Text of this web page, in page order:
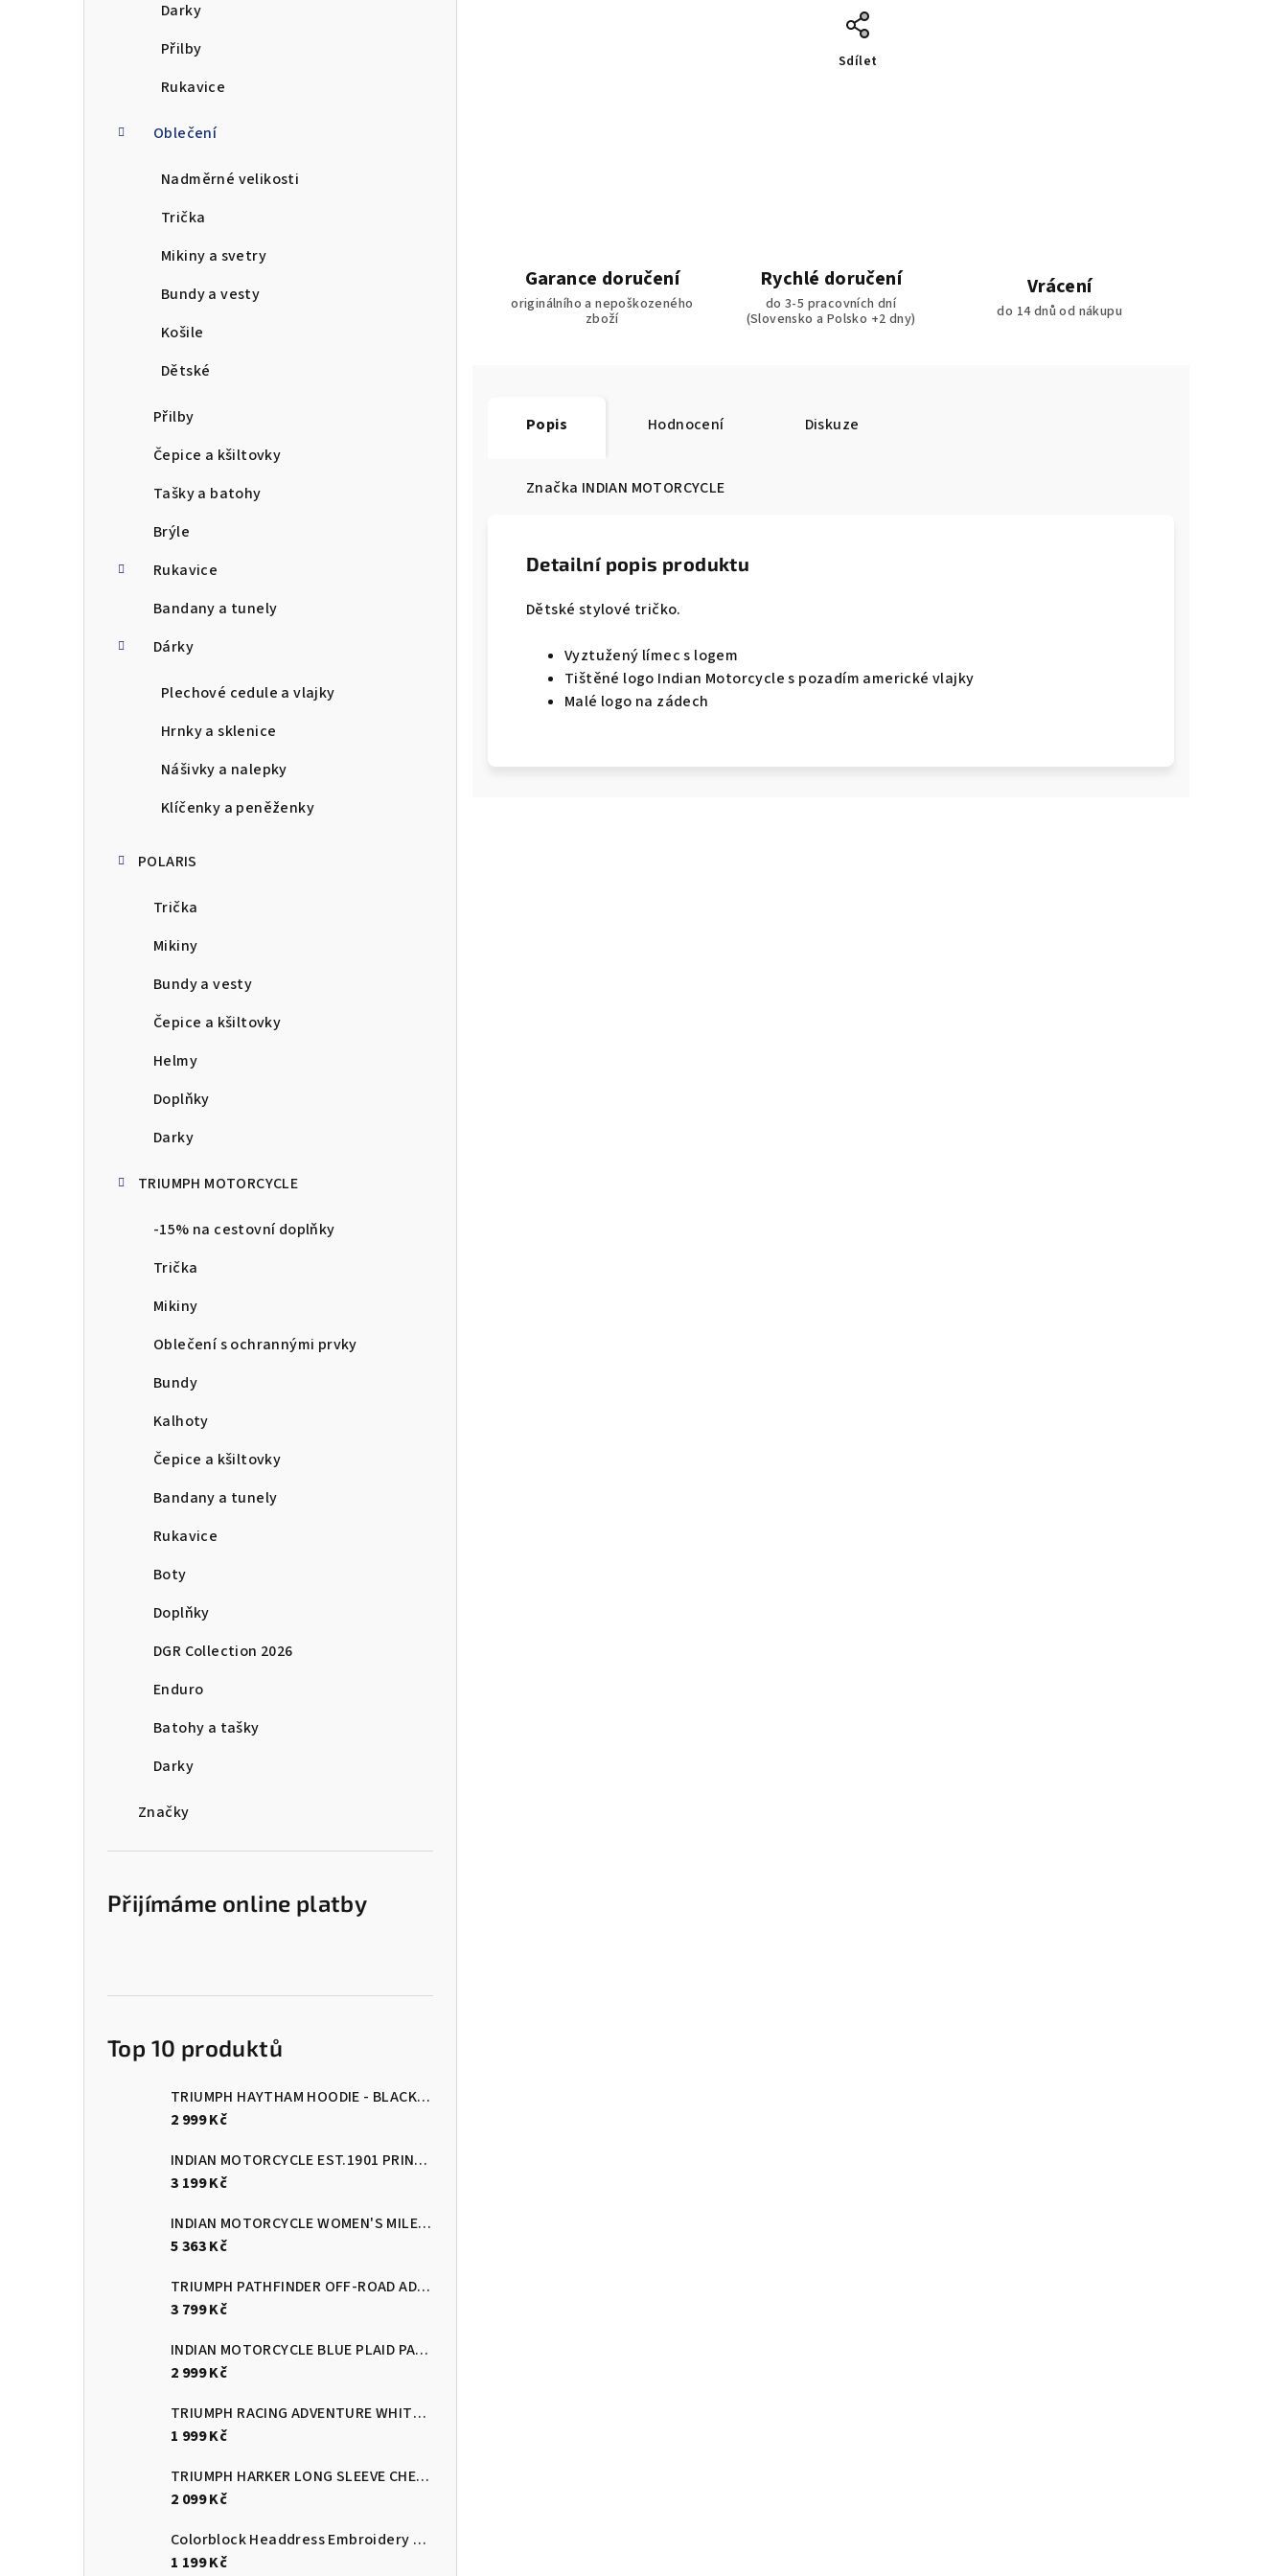
Darky
Přilby
Rukavice
Oblečení
Nadměrné velikosti
Trička
Mikiny a svetry
Bundy a vesty
Košile
Dětské
Přilby
Čepice a kšiltovky
Tašky a batohy
Brýle
Rukavice
Bandany a tunely
Dárky
Plechové cedule a vlajky
Hrnky a sklenice
Nášivky a nalepky
Klíčenky a peněženky
POLARIS
Trička
Mikiny
Bundy a vesty
Čepice a kšiltovky
Helmy
Doplňky
Darky
TRIUMPH MOTORCYCLE
-15% na cestovní doplňky
Trička
Mikiny
Oblečení s ochrannými prvky
Bundy
Kalhoty
Čepice a kšiltovky
Bandany a tunely
Rukavice
Boty
Doplňky
DGR Collection 2026
Enduro
Batohy a tašky
Darky
Značky
Přijímáme online platby
Top 10 produktů
TRIUMPH HAYTHAM HOODIE - BLACK/BONE
2 999 Kč
INDIAN MOTORCYCLE EST.1901 PRINT HOODIE
3 199 Kč
INDIAN MOTORCYCLE WOMEN'S MILESTONE MESH SNEAKERS - BLACK
5 363 Kč
TRIUMPH PATHFINDER OFF-ROAD ADVENTURE PANTS
3 799 Kč
INDIAN MOTORCYCLE BLUE PLAID PASADENA SHORT SLEEVE SHIRT
2 999 Kč
TRIUMPH RACING ADVENTURE WHITE/BLACK JERSEY
1 999 Kč
TRIUMPH HARKER LONG SLEEVE CHECKERED T-SHIRT - BLUE/WHITE
2 099 Kč
Colorblock Headdress Embroidery Cap, Black
1 199 Kč
Sdílet
Garance doručení
originálního a nepoškozeného
zboží
Rychlé doručení
do 3-5 pracovních dní
(Slovensko a Polsko +2 dny)
Vrácení
do 14 dnů od nákupu
Popis Hodnocení Diskuze
Značka INDIAN MOTORCYCLE
Detailní popis produktu
Dětské stylové tričko.
Vyztužený límec s logem
Tištěné logo Indian Motorcycle s pozadím americké vlajky
Malé logo na zádech